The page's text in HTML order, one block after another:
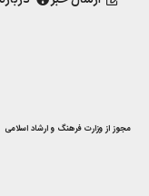
مجوز از وزارت فرهنگ و ارشاد اسلامی